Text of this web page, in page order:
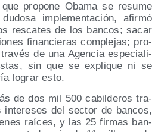
pro­po­ne Oba­ma se resu­me
imple­men­ta­ción, afir­mó
res­ca­tes de los ban­cos; sacar
finan­cie­ras com­ple­jas; pro­
de una Agen­cia espe­cia­li­
sin que se expli­que ni se
lograr esto.
de dos mil 500 cabil­de­ros tra­
intere­ses del sec­tor de ban­cos,
raí­ces, y las 25 fir­mas ban­